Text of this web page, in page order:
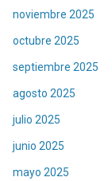
noviembre 2025
octubre 2025
septiembre 2025
agosto 2025
julio 2025
junio 2025
mayo 2025